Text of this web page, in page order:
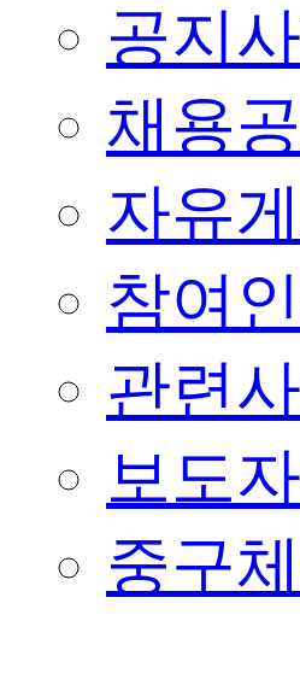
공지
채용
자유
참여
관련
보도
중구